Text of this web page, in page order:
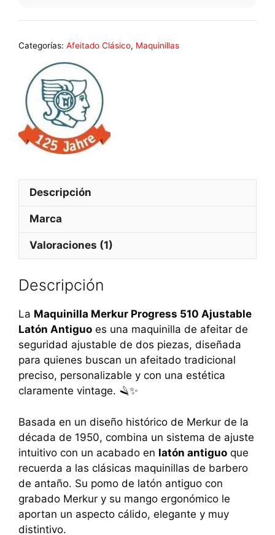
Categorías: Afeitado Clásico, Maquinillas
Descripción
Marca
Valoraciones (1)
Descripción
La Maquinilla Merkur Progress 510 Ajustable
Latón Antiguo es una maquinilla de afeitar de
seguridad ajustable de dos piezas, diseñada
para quienes buscan un afeitado tradicional
preciso, personalizable y con una estética
claramente vintage. 🪒✨
Basada en un diseño histórico de Merkur de la
década de 1950, combina un sistema de ajuste
intuitivo con un acabado en latón antiguo que
recuerda a las clásicas maquinillas de barbero
de antaño. Su pomo de latón antiguo con
grabado Merkur y su mango ergonómico le
aportan un aspecto cálido, elegante y muy
distintivo.